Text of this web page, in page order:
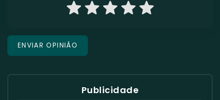
Publicidade